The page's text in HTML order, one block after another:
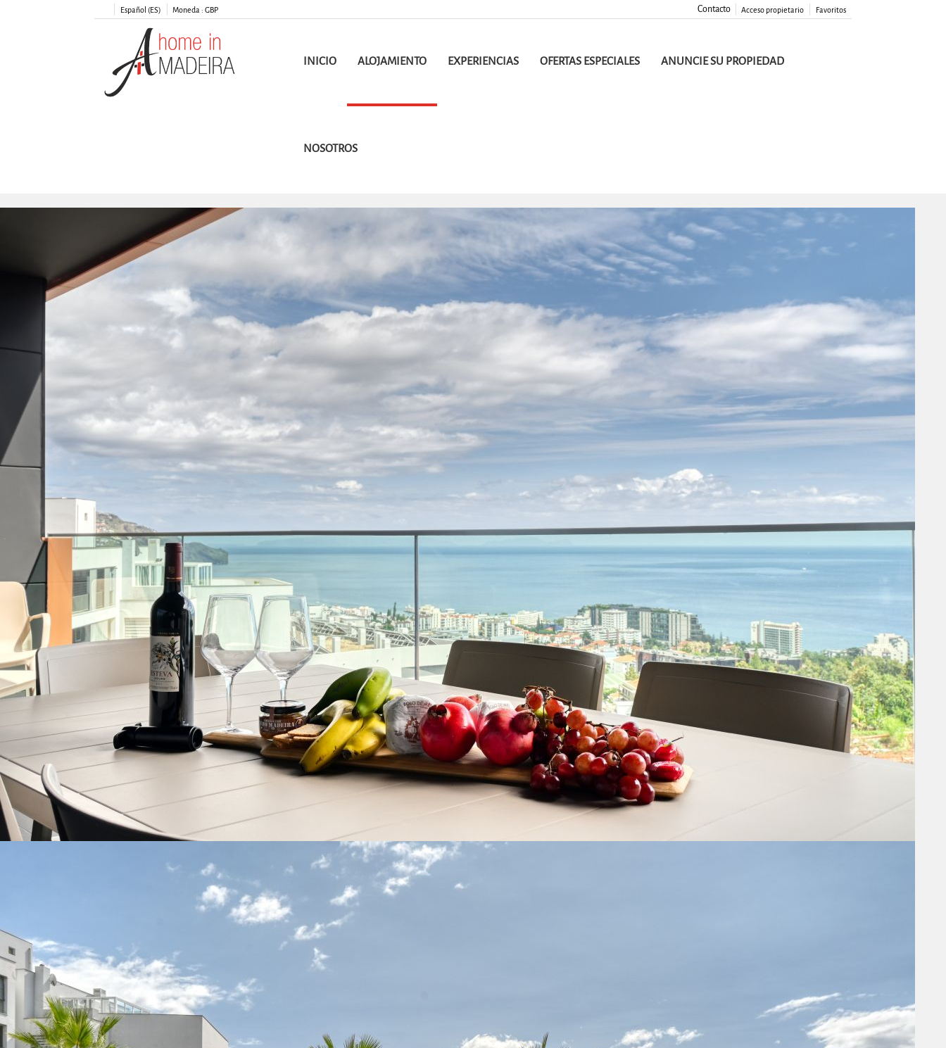
Español (ES) Moneda : GBP Favoritos
Acceso propietario
Contacto
INICIO ALOJAMIENTO EXPERIENCIAS OFERTAS ESPECIALES ANUNCIE SU PROPIEDAD
NOSOTROS